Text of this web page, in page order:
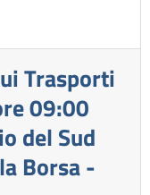
Trasporti
09:00
del Sud
Borsa -